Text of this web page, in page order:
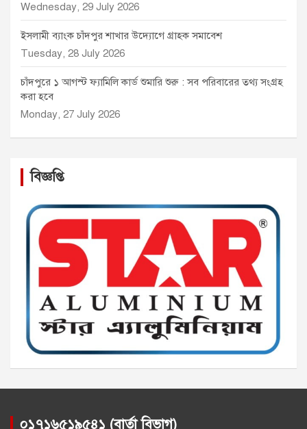
Wednesday, 29 July 2026
ইসলামী ব্যাংক চাঁদপুর শাখার উদ্যোগে গ্রাহক সমাবেশ
Tuesday, 28 July 2026
চাঁদপুরে ১ আগস্ট ফ্যামিলি কার্ড শুমারি শুরু : সব পরিবারের তথ্য সংগ্রহ
করা হবে
Monday, 27 July 2026
বিজ্ঞপ্তি
০১৭১৬৫১৯৫৪১ (বার্তা বিভাগ)